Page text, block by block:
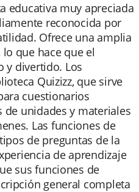
educativa muy apreciada
reconocida por
Ofrece una amplia
que hace que el
y divertido. Los
Quizizz, que sirve
cuestionarios
de unidades y materiales
Las funciones de
de preguntas de la
de aprendizaje
sus funciones de
general completa